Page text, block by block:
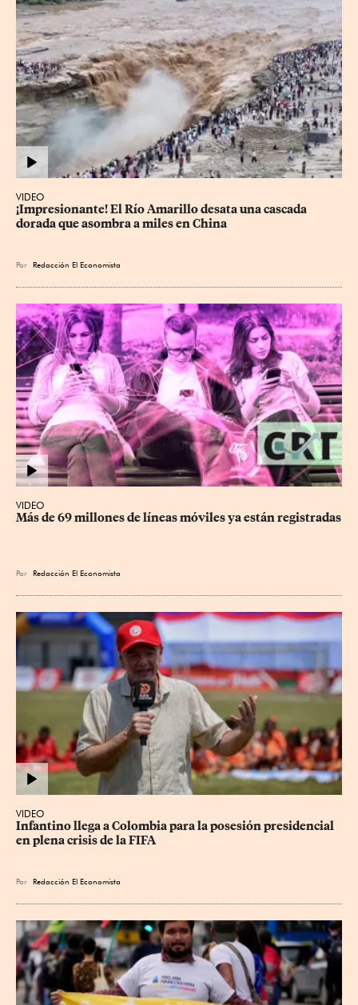
VIDEO
¡Impresionante! El Río Amarillo desata una cascada
dorada que asombra a miles en China
Por Redacción El Economista
VIDEO
Más de 69 millones de líneas móviles ya están registradas
Por Redacción El Economista
VIDEO
Infantino llega a Colombia para la posesión presidencial
en plena crisis de la FIFA
Por Redacción El Economista